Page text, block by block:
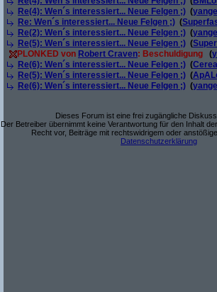
Re(4): Wen´s interessiert... Neue Felgen ;) (yangel
Re: Wen´s interessiert... Neue Felgen ;) (
Re(2): Wen´s interessiert... Neue Felgen ;) (yangel
Re(5): Wen´s interessiert... Neue Felgen ;) (
PLONKED von Robert Craven: Beschuldigung (
Re(6): Wen´s interessiert... Neue Felgen ;) (
Re(5): Wen´s interessiert... Neue Felgen ;) (
Re(6): Wen´s interessiert... Neue Felgen ;) (yangel
Dieses Forum ist eine frei zugängliche
Der Betreiber übernimmt keine Verantwortung für den Inhalt
Recht vor, Beiträge mit rechtswidrigem oder
Datenschutzerklärung